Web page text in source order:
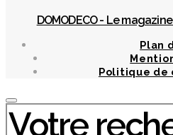
DOMODECO - Le
Plan
Politique
Chercher